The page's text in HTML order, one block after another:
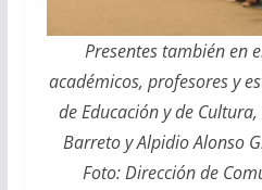
Presentes también en
académicos, profesores y
de Educación y de
Barreto y Alpidio Alonso
Foto: Dirección de